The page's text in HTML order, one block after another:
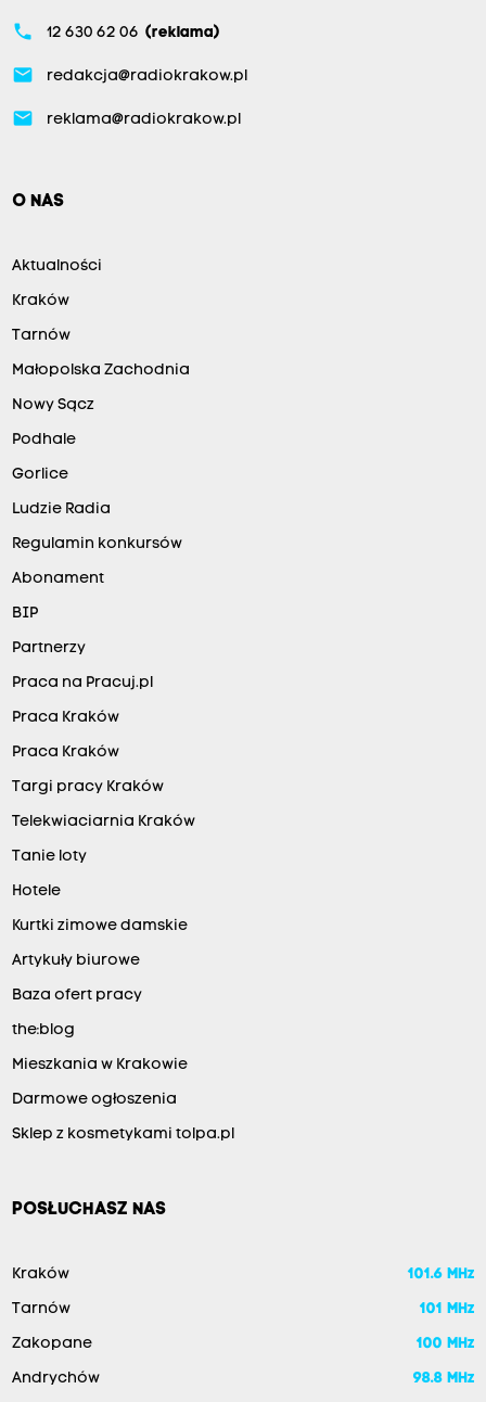
phone 12 630 62 06 (reklama)
email redakcja@radiokrakow.pl
email reklama@radiokrakow.pl
O NAS
Aktualności
Kraków
Tarnów
Małopolska Zachodnia
Nowy Sącz
Podhale
Gorlice
Ludzie Radia
Regulamin konkursów
Abonament
BIP
Partnerzy
Praca na Pracuj.pl
Praca Kraków
Praca Kraków
Targi pracy Kraków
Telekwiaciarnia Kraków
Tanie loty
Hotele
Kurtki zimowe damskie
Artykuły biurowe
Baza ofert pracy
the:blog
Mieszkania w Krakowie
Darmowe ogłoszenia
Sklep z kosmetykami tolpa.pl
POSŁUCHASZ NAS
Kraków 101.6 MHz
Tarnów 101 MHz
Zakopane 100 MHz
Andrychów 98.8 MHz